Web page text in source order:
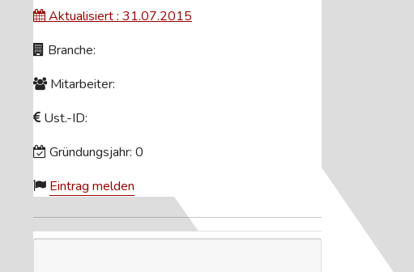
Aktualisiert : 31.07.2015
Branche:
Mitarbeiter:
Ust.-ID:
Gründungsjahr: 0
Eintrag melden